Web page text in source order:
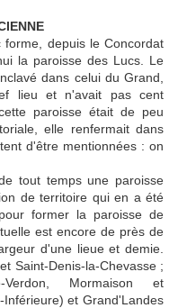
depuis le Concordat
la paroisse des Lucs. Le
dans celui du Grand,
lieu et n'avait pas cent
paroisse était de peu
elle renfermait dans
d'être mentionnées : on
tout temps une paroisse
de territoire qui en a été
former la paroisse de
est encore de près de
d'une lieue et demie.
Saint-Denis-la-Chevasse ;
Mormaison et
et Grand'Landes